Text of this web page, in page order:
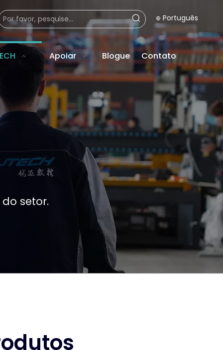
Português
Apoiar Blogue Contato
setor.